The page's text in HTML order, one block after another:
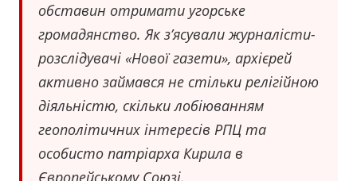
обставин отримати угорське
громадянство. Як з’ясували журналісти-
розслідувачі «Нової газети», архієрей
активно займався не стільки релігійною
діяльністю, скільки лобіюванням
геополітичних інтересів РПЦ та
особисто патріарха Кирила в